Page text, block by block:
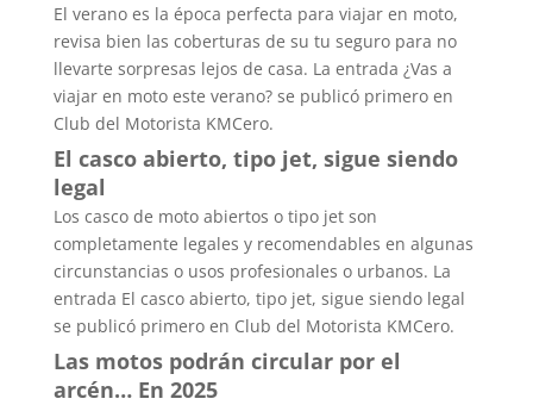
El verano es la época perfecta para viajar en moto,
revisa bien las coberturas de su tu seguro para no
llevarte sorpresas lejos de casa. La entrada ¿Vas a
viajar en moto este verano? se publicó primero en
Club del Motorista KMCero.
El casco abierto, tipo jet, sigue siendo
legal
Los casco de moto abiertos o tipo jet son
completamente legales y recomendables en algunas
circunstancias o usos profesionales o urbanos. La
entrada El casco abierto, tipo jet, sigue siendo legal
se publicó primero en Club del Motorista KMCero.
Las motos podrán circular por el
arcén… En 2025